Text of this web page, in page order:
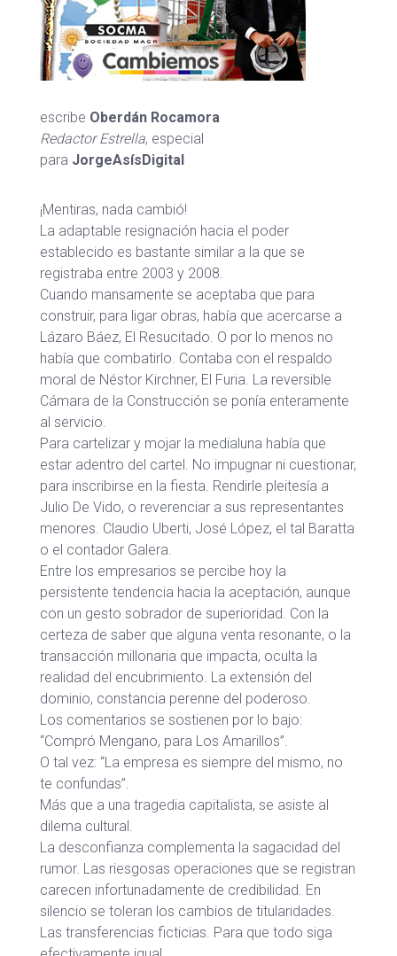
escribe Oberdán Rocamora
Redactor Estrella, especial
para JorgeAsísDigital
¡Mentiras, nada cambió!
La adaptable resignación hacia el poder
establecido es bastante similar a la que se
registraba entre 2003 y 2008.
Cuando mansamente se aceptaba que para
construir, para ligar obras, había que acercarse a
Lázaro Báez, El Resucitado. O por lo menos no
había que combatirlo. Contaba con el respaldo
moral de Néstor Kirchner, El Furia. La reversible
Cámara de la Construcción se ponía enteramente
al servicio.
Para cartelizar y mojar la medialuna había que
estar adentro del cartel. No impugnar ni cuestionar,
para inscribirse en la fiesta. Rendirle pleitesía a
Julio De Vido, o reverenciar a sus representantes
menores. Claudio Uberti, José López, el tal Baratta
o el contador Galera.
Entre los empresarios se percibe hoy la
persistente tendencia hacia la aceptación, aunque
con un gesto sobrador de superioridad. Con la
certeza de saber que alguna venta resonante, o la
transacción millonaria que impacta, oculta la
realidad del encubrimiento. La extensión del
dominio, constancia perenne del poderoso.
Los comentarios se sostienen por lo bajo:
“Compró Mengano, para Los Amarillos”.
O tal vez: “La empresa es siempre del mismo, no
te confundas”.
Más que a una tragedia capitalista, se asiste al
dilema cultural.
La desconfianza complementa la sagacidad del
rumor. Las riesgosas operaciones que se registran
carecen infortunadamente de credibilidad. En
silencio se toleran los cambios de titularidades.
Las transferencias ficticias. Para que todo siga